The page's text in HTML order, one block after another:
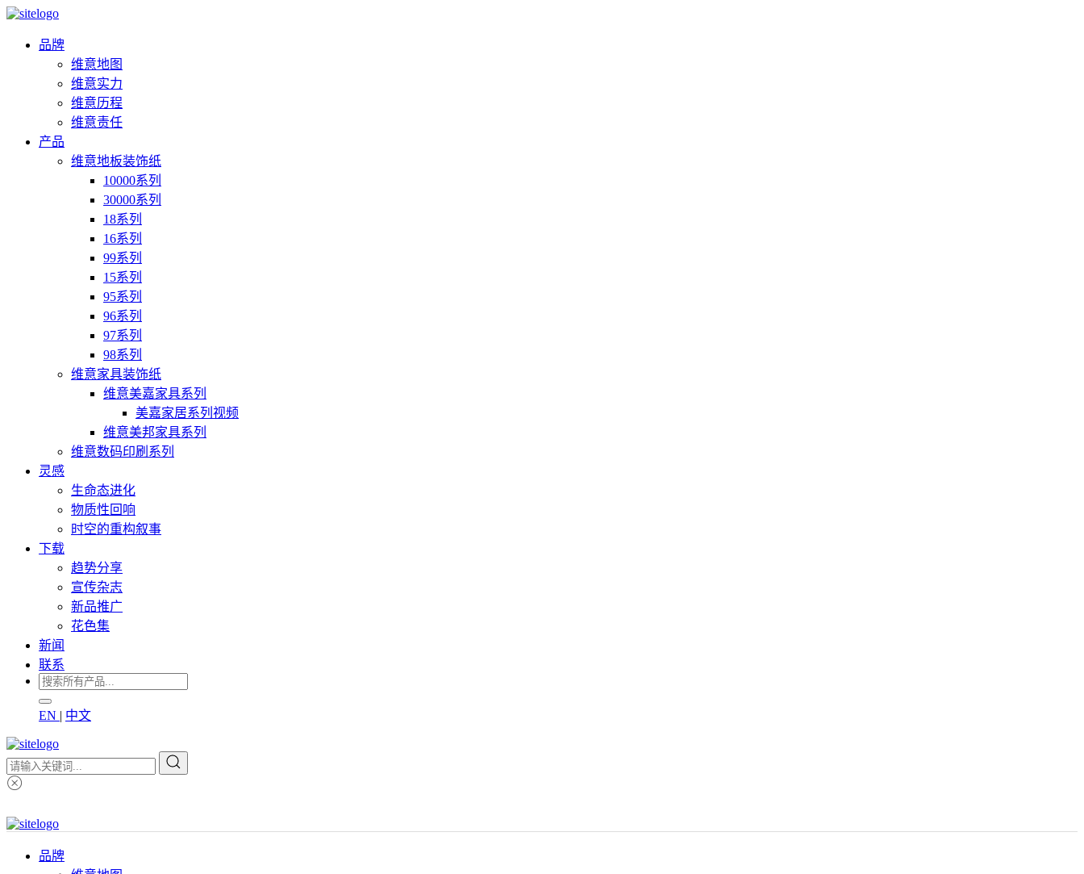
品牌
维意地图
维意实力
维意历程
维意责任
产品
维意地板装饰纸
10000系列
30000系列
18系列
16系列
99系列
15系列
95系列
96系列
97系列
98系列
维意家具装饰纸
维意美嘉家具系列
美嘉家居系列视频
维意美邦家具系列
维意数码印刷系列
灵感
生命态进化
物质性回响
时空的重构叙事
下载
趋势分享
宣传杂志
新品推广
花色集
新闻
联系
EN | 中文
品牌